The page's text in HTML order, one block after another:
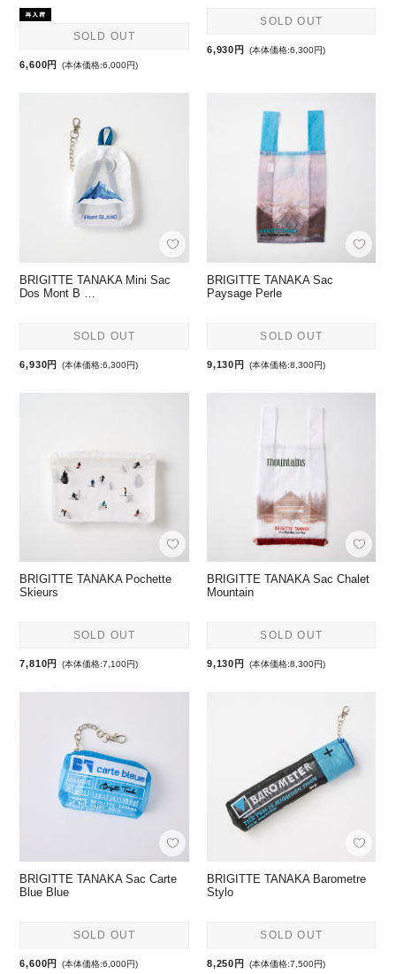
SOLD OUT
6,600円 (本体価格:6,000円)
SOLD OUT
6,930円 (本体価格:6,300円)
BRIGITTE TANAKA Mini Sac
Dos Mont B …
SOLD OUT
6,930円 (本体価格:6,300円)
BRIGITTE TANAKA Sac
Paysage Perle
SOLD OUT
9,130円 (本体価格:8,300円)
BRIGITTE TANAKA Pochette
Skieurs
SOLD OUT
7,810円 (本体価格:7,100円)
BRIGITTE TANAKA Sac Chalet
Mountain
SOLD OUT
9,130円 (本体価格:8,300円)
BRIGITTE TANAKA Sac Carte
Blue Blue
SOLD OUT
6,600円 (本体価格:6,000円)
BRIGITTE TANAKA Barometre
Stylo
SOLD OUT
8,250円 (本体価格:7,500円)